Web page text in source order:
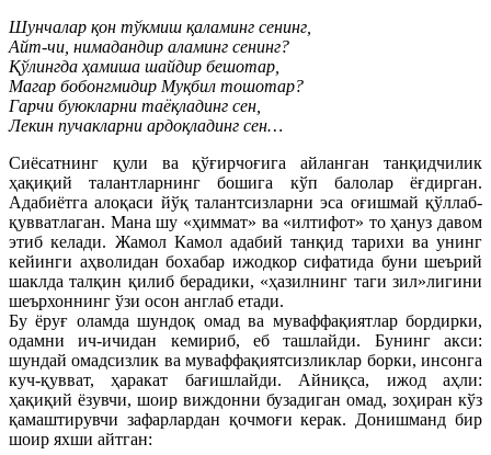
Шунчалар қон тўкмиш қаламинг сенинг,
Айт-чи, нимадандир аламинг сенинг?
Қўлингда ҳамиша шайдир бешотар,
Магар бобонгмидир Муқбил тошотар?
Гарчи буюкларни таёқладинг сен,
Лекин пучакларни ардоқладинг сен…
Сиёсатнинг қули ва қўғирчоғига айланган танқидчилик
ҳақиқий талантларнинг бошига кўп балолар ёғдирган.
Адабиётга алоқаси йўқ талантсизларни эса оғишмай қўллаб-
қувватлаган. Мана шу «ҳиммат» ва «илтифот» то ҳануз давом
этиб келади. Жамол Камол адабий танқид тарихи ва унинг
кейинги аҳволидан бохабар ижодкор сифатида буни шеърий
шаклда талқин қилиб берадики, «ҳазилнинг таги зил»лигини
шеърхоннинг ўзи осон англаб етади.
Бу ёруғ оламда шундоқ омад ва муваффақиятлар бордирки,
одамни ич-ичидан кемириб, еб ташлайди. Бунинг акси:
шундай омадсизлик ва муваффақиятсизликлар борки, инсонга
куч-қувват, ҳаракат бағишлайди. Айниқса, ижод аҳли:
ҳақиқий ёзувчи, шоир виждонни бузадиган омад, зоҳиран кўз
қамаштирувчи зафарлардан қочмоғи керак. Донишманд бир
шоир яхши айтган: